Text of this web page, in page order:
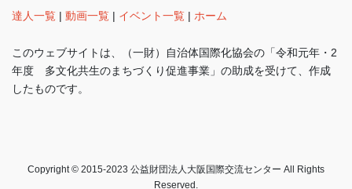
達人一覧 | 動画一覧 | イベント一覧 | ホーム
このウェブサイトは、（一財）自治体国際化協会の「令和元年・2
年度 多文化共生のまちづくり促進事業」の助成を受けて、作成
したものです。
Copyright © 2015-2023 公益財団法人大阪国際交流センター All Rights
Reserved.